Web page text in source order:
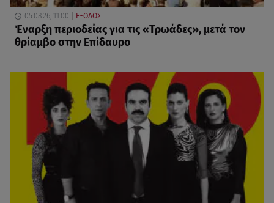
05.08.26, 11:00 ΕΞΟΔΟΣ
Έναρξη περιοδείας για τις «Τρωάδες», μετά τον
θρίαμβο στην Επίδαυρο